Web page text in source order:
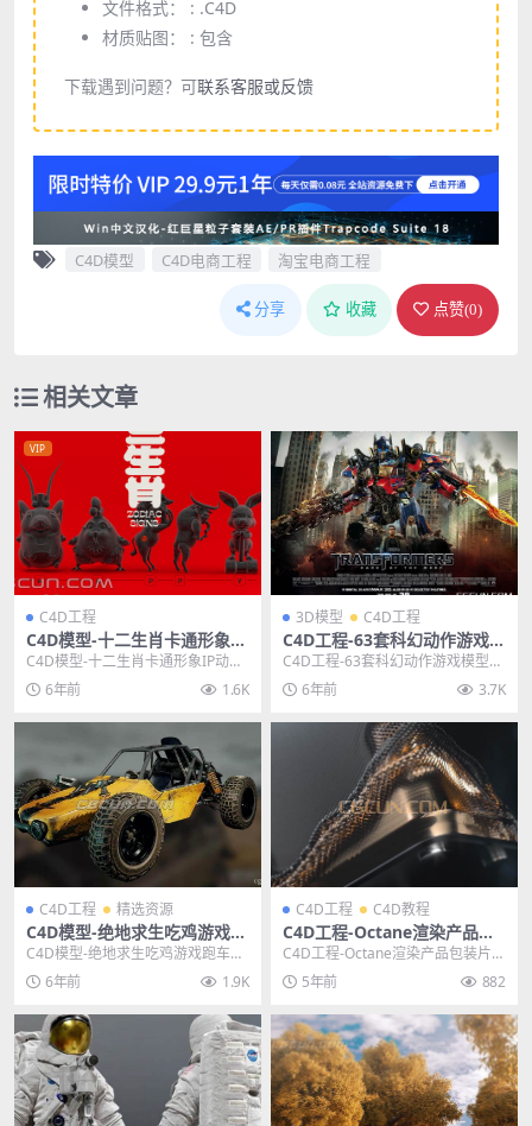
文件格式： : .C4D
材质贴图： : 包含
下载遇到问题？可联系客服或反馈
C4D模型 C4D电商工程 淘宝电商工程
分享 收藏 点赞(0)
相关文章
VIP
C4D工程
C4D模型-十二生肖卡通形象IP
动画模型贺岁篇
C4D模型-十二生肖卡通形象IP动画
模型贺岁篇 其他推荐: 3D模型-斯巴
达勇士...
6年前 1.6K
3D模型 C4D工程
C4D工程-63套科幻动作游戏模
型《变形金刚：赛博坦之战》
大黄蜂擎天柱模型部分含绑定
动画
C4D工程-63套科幻动作游戏模型
《变形金刚：赛博坦之战》大黄蜂
擎天柱威震天模型...
6年前 3.7K
C4D工程 精选资源
C4D模型-绝地求生吃鸡游戏跑
车C4D工程模型含绑定
C4D模型-绝地求生吃鸡游戏跑车C4
D工程模型含绑定 主题授权提示：
请在后台主题...
6年前 1.9K
C4D工程 C4D教程
C4D工程-Octane渲染产品包
装片头动画工程文件含教程
C4D工程-Octane渲染产品包装片头
动画工程文件含教程 其他推荐: c4d
工...5年前 882